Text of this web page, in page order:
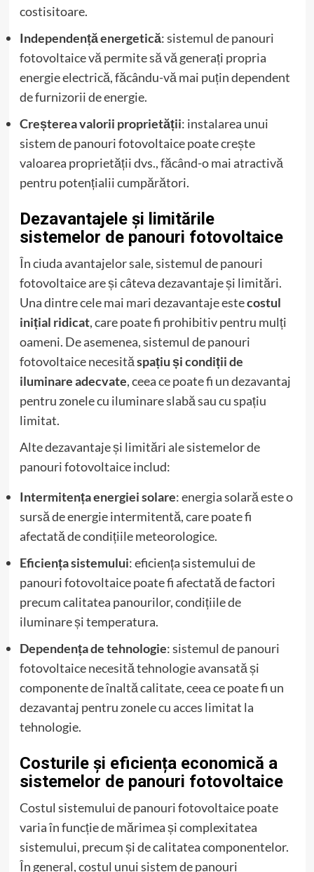
costisitoare.
Independență energetică: sistemul de panouri
fotovoltaice vă permite să vă generați propria
energie electrică, făcându-vă mai puțin dependent
de furnizorii de energie.
Creșterea valorii proprietății: instalarea unui
sistem de panouri fotovoltaice poate crește
valoarea proprietății dvs., făcând-o mai atractivă
pentru potențialii cumpărători.
Dezavantajele și limitările
sistemelor de panouri fotovoltaice
În ciuda avantajelor sale, sistemul de panouri
fotovoltaice are și câteva dezavantaje și limitări.
Una dintre cele mai mari dezavantaje estecostul
inițial ridicat, care poate fi prohibitiv pentru mulți
oameni. De asemenea, sistemul de panouri
fotovoltaice necesităspațiu și condiții de
iluminare adecvate, ceea ce poate fi un dezavantaj
pentru zonele cu iluminare slabă sau cu spațiu
limitat.
Alte dezavantaje și limitări ale sistemelor de
panouri fotovoltaice includ:
Intermitența energiei solare: energia solară este o
sursă de energie intermitentă, care poate fi
afectată de condițiile meteorologice.
Eficiența sistemului: eficiența sistemului de
panouri fotovoltaice poate fi afectată de factori
precum calitatea panourilor, condițiile de
iluminare și temperatura.
Dependența de tehnologie: sistemul de panouri
fotovoltaice necesită tehnologie avansată și
componente de înaltă calitate, ceea ce poate fi un
dezavantaj pentru zonele cu acces limitat la
tehnologie.
Costurile și eficiența economică a
sistemelor de panouri fotovoltaice
Costul sistemului de panouri fotovoltaice poate
varia în funcție de mărimea și complexitatea
sistemului, precum și de calitatea componentelor.
În general, costul unui sistem de panouri